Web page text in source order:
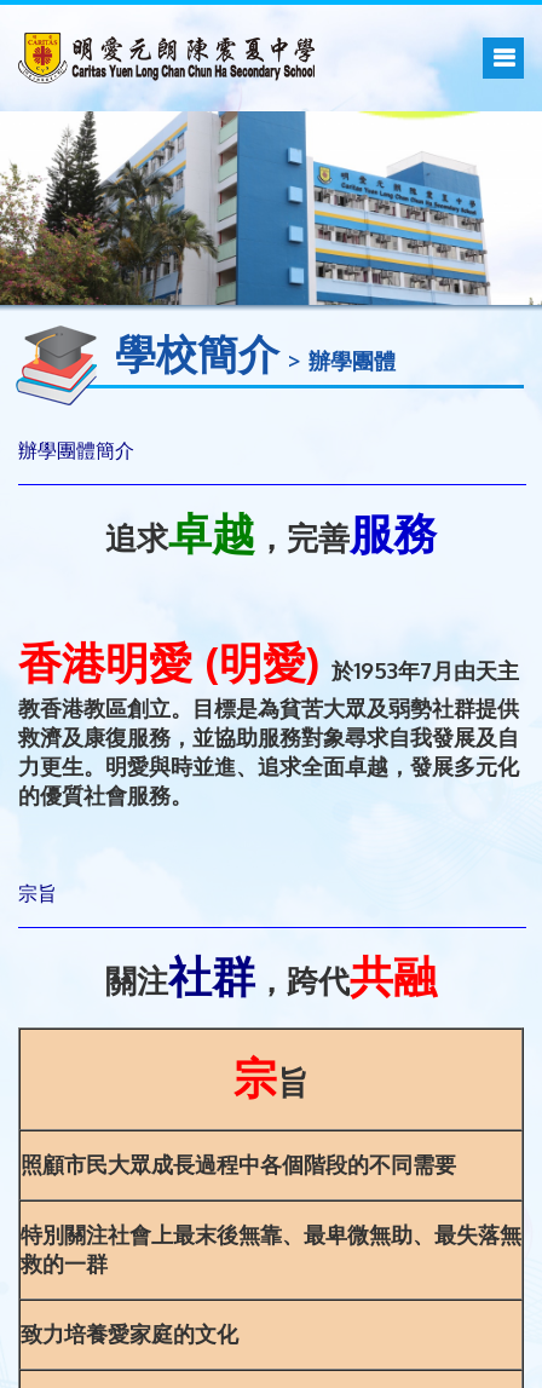
學校簡介 辦學團體
辦學團體簡介
追求卓越 ，完善服務
香港明愛 (明愛) 於1953年7月由天主
教香港教區創立。目標是為貧苦大眾及弱勢社群提供
救濟及康復服務，並協助服務對象尋求自我發展及自
力更生。明愛與時並進、追求全面卓越，發展多元化
的優質社會服務。
宗旨
關注社群，跨代共融
宗旨
照顧市民大眾成長過程中各個階段的不同需要
特別關注社會上最末後無靠、最卑微無助、最失落無
救的一群
致力培養愛家庭的文化